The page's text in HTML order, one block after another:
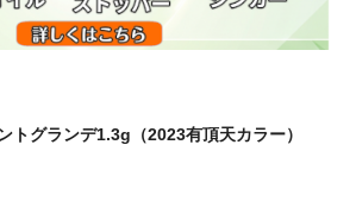
グランデ1.3g（2023有頂天カラー）